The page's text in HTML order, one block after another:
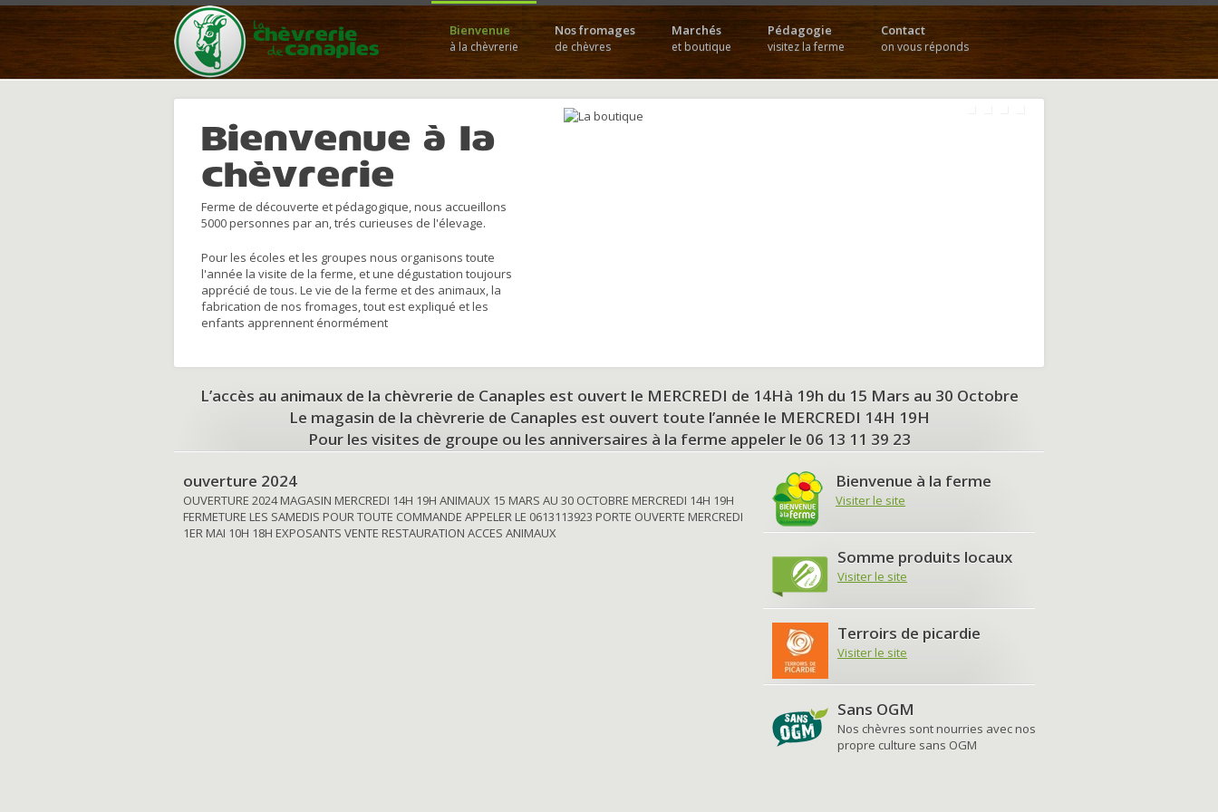
Bienvenue
à la chèvrerie
Nos fromages
de chèvres
Marchés
et boutique
Pédagogie
visitez la ferme
Contact
on vous réponds
Bienvenue à la
chèvrerie
Ferme de découverte et pédagogique, nous accueillons
5000 personnes par an, trés curieuses de l'élevage.
Pour les écoles et les groupes nous organisons toute
l'année la visite de la ferme, et une dégustation toujours
apprécié de tous. Le vie de la ferme et des animaux, la
fabrication de nos fromages, tout est expliqué et les
enfants apprennent énormément
L’accès au animaux de la chèvrerie de Canaples est ouvert le MERCREDI de 14Hà 19h du 15 Mars au 30 Octobre
Le magasin de la chèvrerie de Canaples est ouvert toute l’année le MERCREDI 14H 19H
Pour les visites de groupe ou les anniversaires à la ferme appeler le 06 13 11 39 23
ouverture 2024
OUVERTURE 2024 MAGASIN MERCREDI 14H 19H ANIMAUX 15 MARS AU 30 OCTOBRE MERCREDI 14H 19H
FERMETURE LES SAMEDIS POUR TOUTE COMMANDE APPELER LE 0613113923 PORTE OUVERTE MERCREDI
1ER MAI 10H 18H EXPOSANTS VENTE RESTAURATION ACCES ANIMAUX
Bienvenue à la ferme
Visiter le site
Somme produits locaux
Visiter le site
Terroirs de picardie
Visiter le site
Sans OGM
Nos chèvres sont nourries avec nos
propre culture sans OGM